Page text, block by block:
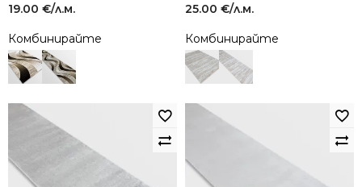
19.00 €/л.м.
Комбинирайте
25.00 €/л.м.
Комбинирайте